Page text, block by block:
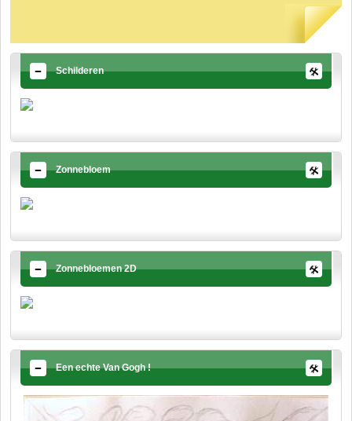
Schilderen
Zonnebloem
Zonnebloemen 2D
Een echte Van Gogh !